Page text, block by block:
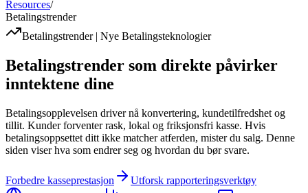
Resources/
Betalingstrender
Betalingstrender | Nye Betalingsteknologier
Betalingstrender som direkte påvirker
inntektene dine
Betalingsopplevelsen driver nå konvertering, kundetilfredshet og
tillit. Kunder forventer rask, lokal og friksjonsfri kasse. Hvis
betalingsoppsettet ditt ikke matcher atferden, mister du salg. Denne
siden viser hva som endrer seg og hvordan du bør svare.
Forbedre kasseprestasjon
Utforsk rapporteringsverktøy